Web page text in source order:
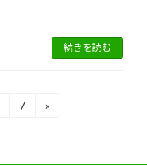
続きを読む
固
7 »